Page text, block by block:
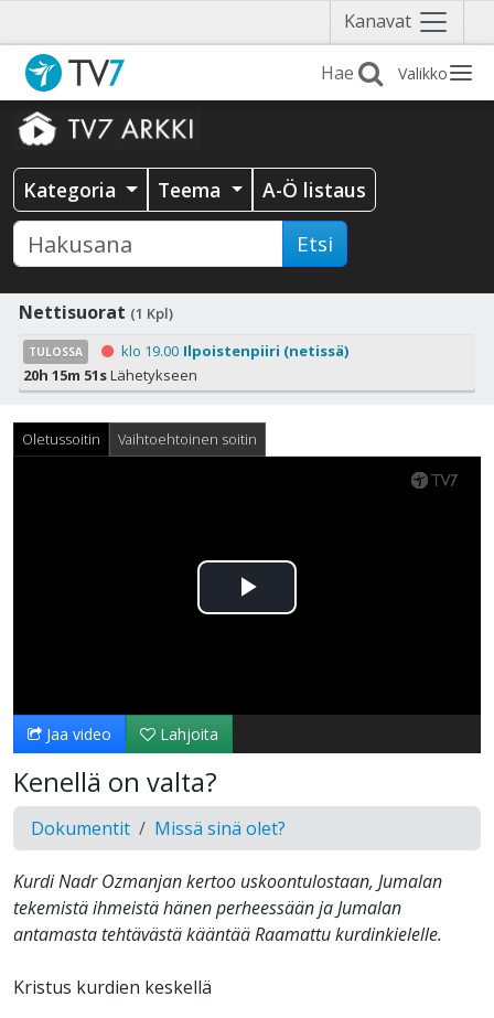
Kanavat Näytä
valikko
Valikko
Kategoria Teema A-Ö listaus
Etsi
Nettisuorat (1 Kpl)
TULOSSA klo 19.00 Ilpoistenpiiri (netissä)
20h 15m 51sLähetykseen
Oletussoitin Vaihtoehtoinen soitin
Toista
Jaa video Lahjoita
Kenellä on valta?
Dokumentit Missä sinä olet?
Kurdi Nadr Ozmanjan kertoo uskoontulostaan, Jumalan
tekemistä ihmeistä hänen perheessään ja Jumalan
antamasta tehtävästä kääntää Raamattu kurdinkielelle.
Kristus kurdien keskellä